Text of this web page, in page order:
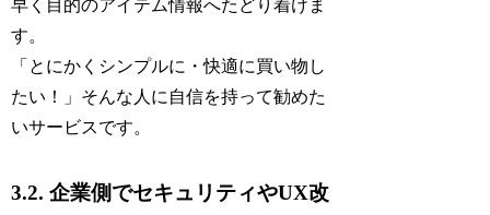
早く目的のアイテム情報へたどり着けま
す。
「とにかくシンプルに・快適に買い物し
たい！」そんな人に自信を持って勧めた
いサービスです。
3.2. 企業側でセキュリティやUX改